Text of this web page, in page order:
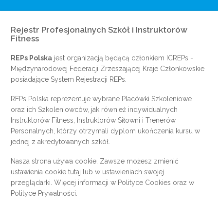
Rejestr Profesjonalnych Szkół i Instruktorów
Fitness
REPs Polska jest organizacją będącą członkiem ICREPs -
Międzynarodowej Federacji Zrzeszającej Kraje Członkowskie
posiadające System Rejestracji REPs.
REPs Polska reprezentuje wybrane Placówki Szkoleniowe
oraz ich Szkoleniowców, jak również indywidualnych
Instruktorów Fitness, Instruktorów Siłowni i Trenerów
Personalnych, którzy otrzymali dyplom ukończenia kursu w
jednej z akredytowanych szkół.
Nasza strona używa cookie. Zawsze możesz zmienić
ustawienia cookietutaj lub w ustawieniach swojej
przeglądarki. Więcej informacji w Polityce Cookies oraz w
Polityce Prywatności